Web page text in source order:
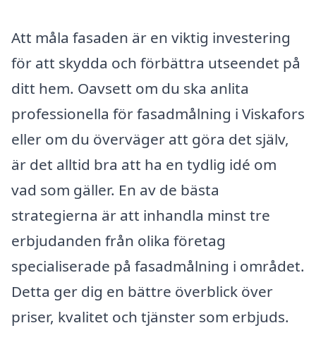
Att måla fasaden är en viktig investering
för att skydda och förbättra utseendet på
ditt hem. Oavsett om du ska anlita
professionella för fasadmålning i Viskafors
eller om du överväger att göra det själv,
är det alltid bra att ha en tydlig idé om
vad som gäller. En av de bästa
strategierna är att inhandla minst tre
erbjudanden från olika företag
specialiserade på fasadmålning i området.
Detta ger dig en bättre överblick över
priser, kvalitet och tjänster som erbjuds.